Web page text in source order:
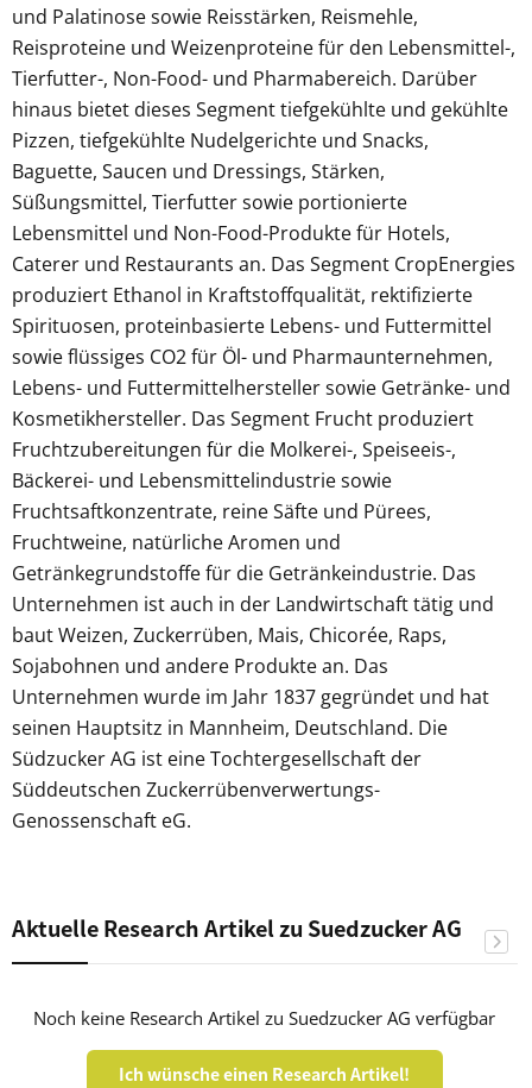
und Palatinose sowie Reisstärken, Reismehle,
Reisproteine und Weizenproteine für den Lebensmittel-,
Tierfutter-, Non-Food- und Pharmabereich. Darüber
hinaus bietet dieses Segment tiefgekühlte und gekühlte
Pizzen, tiefgekühlte Nudelgerichte und Snacks,
Baguette, Saucen und Dressings, Stärken,
Süßungsmittel, Tierfutter sowie portionierte
Lebensmittel und Non-Food-Produkte für Hotels,
Caterer und Restaurants an. Das Segment CropEnergies
produziert Ethanol in Kraftstoffqualität, rektifizierte
Spirituosen, proteinbasierte Lebens- und Futtermittel
sowie flüssiges CO2 für Öl- und Pharmaunternehmen,
Lebens- und Futtermittelhersteller sowie Getränke- und
Kosmetikhersteller. Das Segment Frucht produziert
Fruchtzubereitungen für die Molkerei-, Speiseeis-,
Bäckerei- und Lebensmittelindustrie sowie
Fruchtsaftkonzentrate, reine Säfte und Pürees,
Fruchtweine, natürliche Aromen und
Getränkegrundstoffe für die Getränkeindustrie. Das
Unternehmen ist auch in der Landwirtschaft tätig und
baut Weizen, Zuckerrüben, Mais, Chicorée, Raps,
Sojabohnen und andere Produkte an. Das
Unternehmen wurde im Jahr 1837 gegründet und hat
seinen Hauptsitz in Mannheim, Deutschland. Die
Südzucker AG ist eine Tochtergesellschaft der
Süddeutschen Zuckerrübenverwertungs-
Genossenschaft eG.
Aktuelle Research Artikel zu Suedzucker AG
Noch keine Research Artikel zu Suedzucker AG verfügbar
Ich wünsche einen Research Artikel!